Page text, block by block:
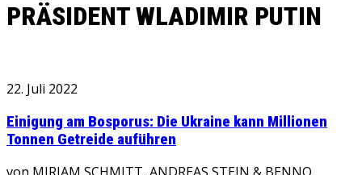
PRÄSIDENT WLADIMIR PUTIN
22. Juli 2022
Einigung am Bosporus: Die Ukraine kann Millionen
Tonnen Getreide auführen